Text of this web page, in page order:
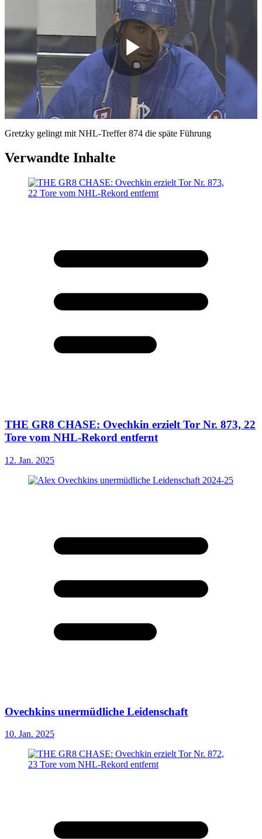
Play
Video
Gretzky gelingt mit NHL-Treffer 874 die späte Führung
Verwandte Inhalte
THE GR8 CHASE: Ovechkin erzielt Tor Nr. 873, 22
Tore vom NHL-Rekord entfernt
12. Jan. 2025
Ovechkins unermüdliche Leidenschaft
10. Jan. 2025